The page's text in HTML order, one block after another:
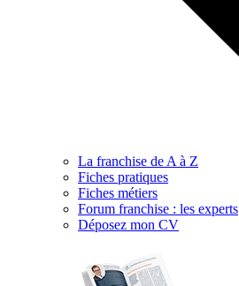
La franchise de A à Z
Fiches pratiques
Fiches métiers
Forum franchise : les experts
Déposez mon CV